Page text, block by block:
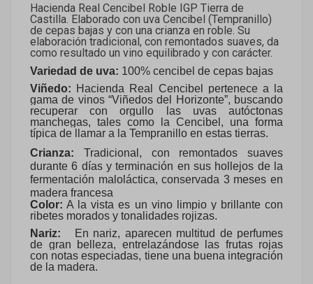
Hacienda Real Cencibel Roble IGP Tierra de
Castilla. Elaborado con uva Cencibel (Tempranillo)
de cepas bajas y con una crianza en roble. Su
elaboración tradicional, con remontados suaves, da
como resultado un vino equilibrado y con carácter.
Variedad de uva: 100% cencibel de cepas bajas
Viñedo: Hacienda Real Cencibel pertenece a la
gama de vinos “Viñedos del Horizonte”, buscando
recuperar con orgullo las uvas autóctonas
manchegas, tales como la Cencibel, una forma
típica de llamar a la Tempranillo en estas tierras.
Crianza: Tradicional, con remontados suaves
durante 6 días y terminación en sus hollejos de la
fermentación maloláctica, conservada 3 meses en
madera francesa
Color: A la vista es un vino limpio y brillante con
ribetes morados y tonalidades rojizas.
Nariz:
En nariz, aparecen multitud de perfumes
de gran belleza, entrelazándose las frutas rojas
con notas especiadas, tiene una buena integración
de la madera.